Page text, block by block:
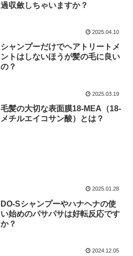
過収斂しちゃいますか？
2025.04.10
シャンプーだけでヘアトリートメ
ントはしないほうが髪の毛に良い
の？
2025.03.19
毛髪の大切な表面膜18-MEA（18-
メチルエイコサン酸）とは？
2025.01.28
DO-Sシャンプーやハナヘナの使
い始めのパサパサは好転反応です
か？
2024.12.05